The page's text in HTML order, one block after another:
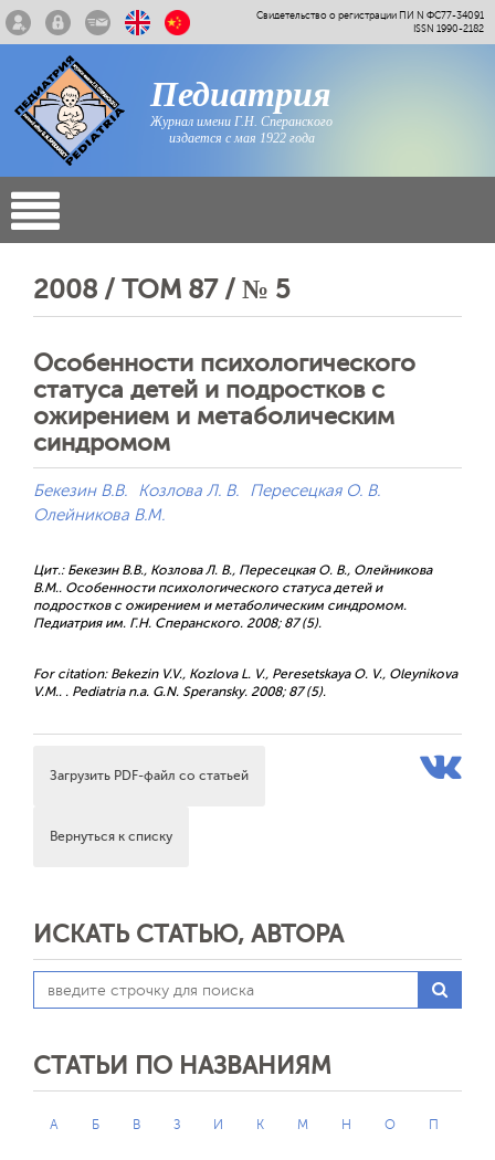
Свидетельство о регистрации ПИ N ФС77-34091
ISSN 1990-2182
Педиатрия
Журнал имени Г.Н. Сперанского
издается с мая 1922 года
2008 / ТОМ 87 / № 5
Особенности психологического
статуса детей и подростков с
ожирением и метаболическим
синдромом
Бекезин В.В. Козлова Л. В.
Пересецкая О. В.
Олейникова В.М.
Цит.: Бекезин В.В., Козлова Л. В., Пересецкая О. В., Олейникова
В.М.. Особенности психологического статуса детей и
подростков с ожирением и метаболическим синдромом.
Педиатрия им. Г.Н. Сперанского. 2008; 87 (5).
For citation: Bekezin V.V., Kozlova L. V., Peresetskaya O. V., Oleynikova
V.M.. . Pediatria n.a. G.N. Speransky. 2008; 87 (5).
Загрузить PDF-файл со статьей
Вернуться к списку
ИСКАТЬ СТАТЬЮ, АВТОРА
СТАТЬИ ПО НАЗВАНИЯМ
А Б В З И К М Н О П